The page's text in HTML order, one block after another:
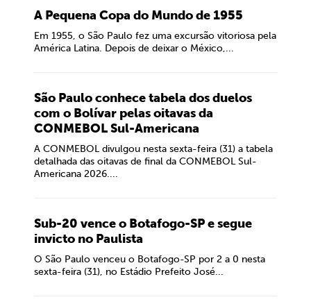
A Pequena Copa do Mundo de 1955
Em 1955, o São Paulo fez uma excursão vitoriosa pela
América Latina. Depois de deixar o México,...
São Paulo conhece tabela dos duelos
com o Bolívar pelas oitavas da
CONMEBOL Sul-Americana
A CONMEBOL divulgou nesta sexta-feira (31) a tabela
detalhada das oitavas de final da CONMEBOL Sul-
Americana 2026....
Sub-20 vence o Botafogo-SP e segue
invicto no Paulista
O São Paulo venceu o Botafogo-SP por 2 a 0 nesta
sexta-feira (31), no Estádio Prefeito José...